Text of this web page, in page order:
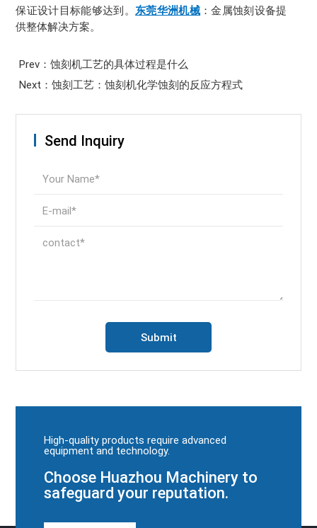
保证设计目标能够达到。 东莞华洲机械 ：金属蚀刻设备提
供整体解决方案。
Prev：蚀刻机工艺的具体过程是什么
Next：蚀刻工艺：蚀刻机化学蚀刻的反应方程式
Send Inquiry
High-quality products require advanced
equipment and technology.
Choose Huazhou Machinery to
safeguard your reputation.